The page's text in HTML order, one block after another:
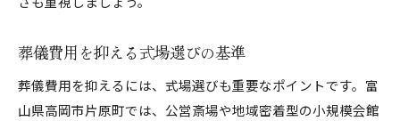
葬儀費用を抑える式場選びの基準
葬儀費用を抑えるには、式場選びも重要なポイントです。富
山県高岡市片原町では、公営斎場や地域密着型の小規模会館